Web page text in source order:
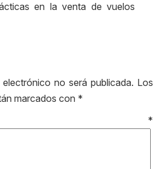
en la venta de vuelos
no será publicada. Los
marcados con *
*